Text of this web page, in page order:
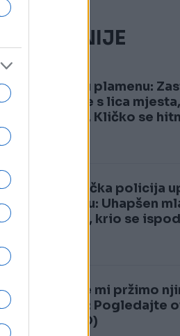
NAJČITANIJE
Kijev u plamenu:
snimke s lica
žrtava, Kličko se
Njemačka policija
svadbu: Uhapšen
Marko, krio se
Dok se mi pržimo
snijeg: Pogledajte
(VIDEO)